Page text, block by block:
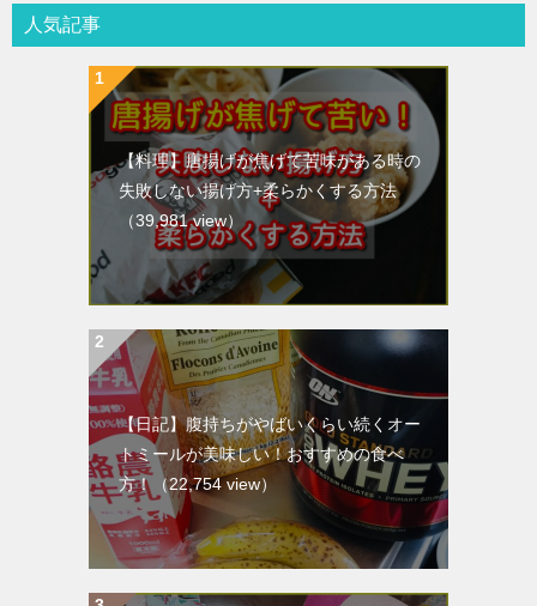
人気記事
【料理】唐揚げが焦げて苦味がある時の
失敗しない揚げ方+柔らかくする方法
（39,981 view）
【日記】腹持ちがやばいくらい続くオー
トミールが美味しい！おすすめの食べ
方！
（22,754 view）